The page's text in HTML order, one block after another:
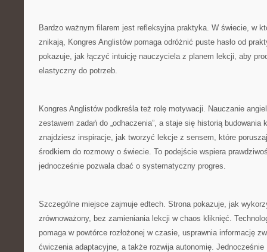
Bardzo ważnym filarem jest refleksyjna praktyka. W świecie, w
znikają, Kongres Anglistów pomaga odróżnić puste hasło od
pokazuje, jak łączyć intuicję nauczyciela z planem lekcji, aby
elastyczny do potrzeb.
Kongres Anglistów podkreśla też rolę motywacji. Nauczanie
zestawem zadań do „odhaczenia”, a staje się historią budowania
znajdziesz inspiracje, jak tworzyć lekcje z sensem, które
środkiem do rozmowy o świecie. To podejście wspiera
jednocześnie pozwala dbać o systematyczny progres.
Szczególne miejsce zajmuje edtech. Strona pokazuje, jak
zrównoważony, bez zamieniania lekcji w chaos kliknięć.
pomaga w powtórce rozłożonej w czasie, usprawnia informację
ćwiczenia adaptacyjne, a także rozwija autonomię. Jednocześnie